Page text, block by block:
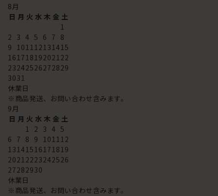
8月
日 月 火 水 木 金 土
1
2 3 4 5 6 7 8
9 101112131415
16171819202122
23242526272829
3031
休業日
※商品発送、お問い合わせ含みます。
9月
日 月 火 水 木 金 土
1 2 3 4 5
6 7 8 9 101112
13141516171819
20212223242526
27282930
休業日
※商品発送、お問い合わせ含みます。